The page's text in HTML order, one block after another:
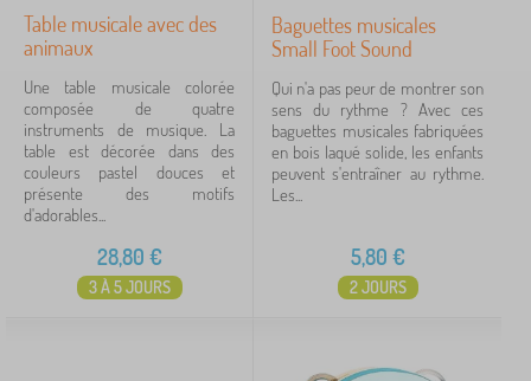
Table musicale avec des
animaux
Une table musicale colorée
composée de quatre
instruments de musique. La
table est décorée dans des
couleurs pastel douces et
présente des motifs
d'adorables...
28,80 €
3 À 5 JOURS
Baguettes musicales
Small Foot Sound
Qui n'a pas peur de montrer son
sens du rythme ? Avec ces
baguettes musicales fabriquées
en bois laqué solide, les enfants
peuvent s'entraîner au rythme.
Les...
5,80 €
2 JOURS